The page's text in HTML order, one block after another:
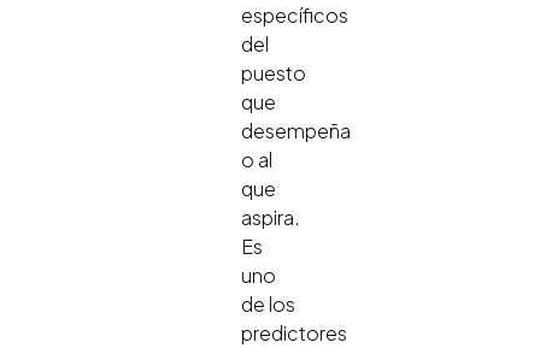
específicos
del
puesto
que
desempeña
o al
que
aspira.
Es
uno
de los
predictores